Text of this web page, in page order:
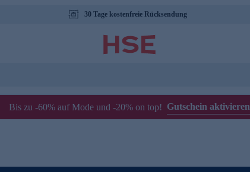
30 Tage kostenfreie Rücksendung
Bis zu -60% auf Mode und -20% on top! Gutschein aktivieren